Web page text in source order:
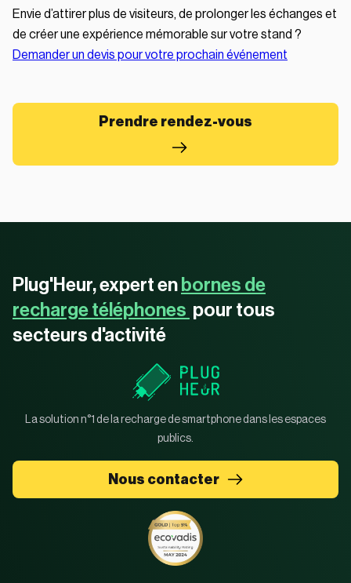
Envie d’attirer plus de visiteurs, de prolonger les échanges et
de créer une expérience mémorable sur votre stand ?
Demander un devis pour votre prochain événement
Prendre rendez-vous
Plug'Heur, expert en bornes de
recharge téléphones pour tous
secteurs d'activité
La solution n°1 de la recharge de smartphone dans les espaces
publics.
Nous contacter